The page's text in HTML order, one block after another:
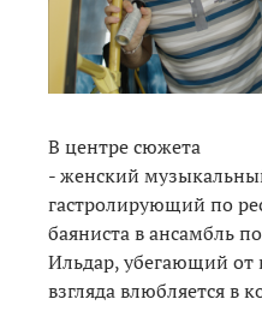
В центре сюжета
- женский
гастролирующий по
баяниста в ансамбль
Ильдар, убегающий от
взгляда влюбляется в